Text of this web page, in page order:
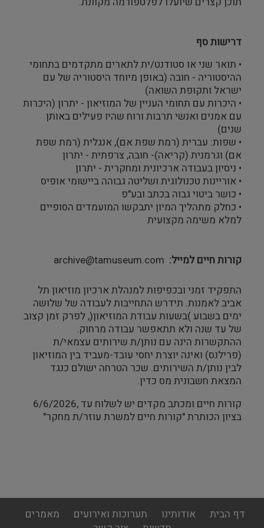
דרישות סף
• תואר שני או סטודנט/ית לתארים מתקדמים בתחומי
ההיסטוריה - חובה (באופן מיוחד היסטוריה של עם
ישראל ותקופת השואה)
• היכרות עם תחומי העניין של המוזיאון - יתרון (היכרות
עם אמנים ואנשי תרבות ורוח שהיו פעילים באותן
שנים)
• שפות: עברית (רמת שפת אם), אנגלית (רמת שפת
אם) וגרמנית (קריאה)- חובה, צרפתית - יתרון
• ניסיון בעבודה ארכיונית ומחקרית - יתרון
• אוריינות טכנולוגית ושליטה גבוהה ביישומי אופיס
• כושר ביטוי גבוה בכתב ובע"פ
• כחלק מתהליך המיון יתבקשו המועמדים הסופיים
למלא משימה מקצועית
קורות חיים למייל archive@tamuseum.com
התפקיד זמני ובכפיפות למנהלת ארכיון מוזיאון תל
אביב לאמנות. תידרש התחייבות לעבודה של שלושה
ימים בשבוע )בשעות עבודת המוזיאון(, לפרק זמן קצוב
של עד שנה ולא תתאפשר עבודה מרחוק.
ההתקשרות הינה עם נותן/ת שירותים עצמאי/ת
(פרילנס) ואינה יוצרת יחסי עובד-מעביד בין המוזיאון
לבין נותן/ת השירותים. שכר הטרחה ישולם כנגד
המצאת חשבונית מס כדין.
קורות חיים ומכתב מקדים יש לשלוח עד ,6/6/2026
בציון הכותרת "קורות חיים למשרת עוזר/ת מחקר"
footer
דף הבית אודותינו תערוכות ואירועים
מאמרים